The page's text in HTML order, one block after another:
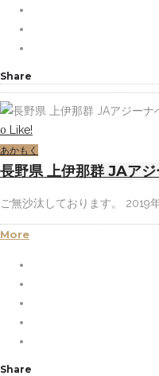
Share
0 Like!
あかもく
長野県 上伊那群 JAア
ご無沙汰しております。 2019
More
Share